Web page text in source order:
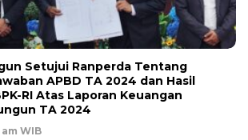
Setujui Ranperda Tentang
APBD TA 2024 dan Hasil
RI Atas Laporan Keuangan
TA 2024
am WIB